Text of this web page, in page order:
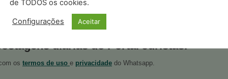
e-mail ou peloWhatsApp (83) 9 93826000
diárias do Portal Juristas.
os termos de uso e privacidade do Whatsapp.
de TODOS os cookies.
Configurações Aceitar